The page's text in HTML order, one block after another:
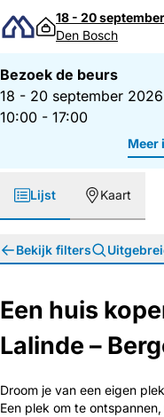
Direct naar inhoud
18 - 20 september
Den Bosch
Bezoek de beurs
18 - 20 september 2026
10:00 - 17:00
Meer
Lijst Kaart
Bekijk filters
Een huis
Lalinde –
Droom je van een eigen
Een plek om te